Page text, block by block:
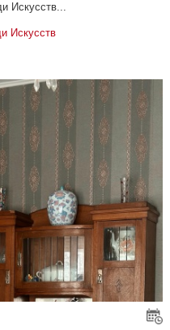
Искусств...
Искусств